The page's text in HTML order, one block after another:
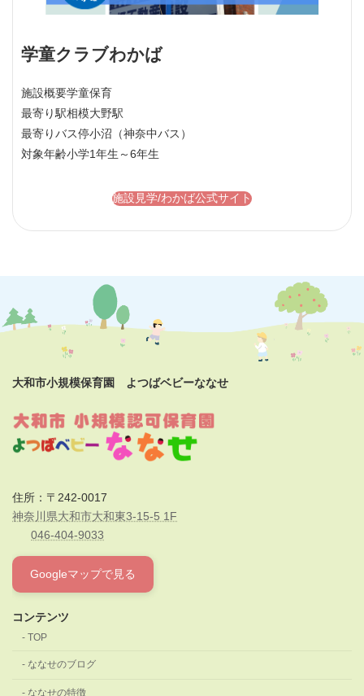
学童クラブわかば
施設概要学童保育
最寄り駅相模大野駅
最寄りバス停小沼（神奈中バス）
対象年齢小学1年生～6年生
施設見学/わかば公式サイト
大和市小規模保育園 よつばベビーななせ
住所：〒242-0017
神奈川県大和市大和東3-15-5 1F
046-404-9033
Googleマップで見る
コンテンツ
TOP
ななせのブログ
ななせの特徴